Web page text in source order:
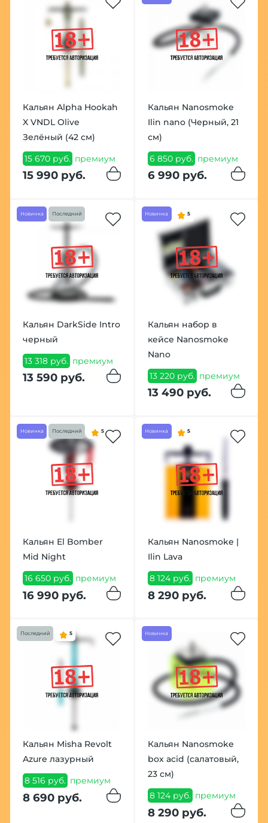
Кальян Alpha Hookah
X VNDL Olive
Зелёный (42 см)
15 670 руб. премиум
15 990 руб.
Кальян Nanosmoke
Ilin nano (Черный, 21
см)
6 850 руб. премиум
6 990 руб.
Новинка Последний
Кальян DarkSide Intro
черный
13 318 руб. премиум
13 590 руб.
Новинка 5
Кальян набор в
кейсе Nanosmoke
Nano
13 220 руб. премиум
13 490 руб.
Новинка Последний 5
Кальян El Bomber
Mid Night
16 650 руб. премиум
16 990 руб.
Новинка 5
Кальян Nanosmoke |
Ilin Lava
8 124 руб. премиум
8 290 руб.
Последний 5
Кальян Misha Revolt
Azure лазурный
8 516 руб. премиум
8 690 руб.
Новинка
Кальян Nanosmoke
box acid (салатовый,
23 см)
8 124 руб. премиум
8 290 руб.